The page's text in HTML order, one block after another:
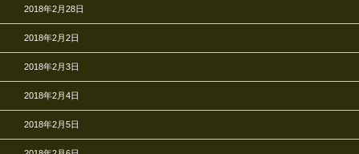
2018年2月28日
2018年2月2日
2018年2月3日
2018年2月4日
2018年2月5日